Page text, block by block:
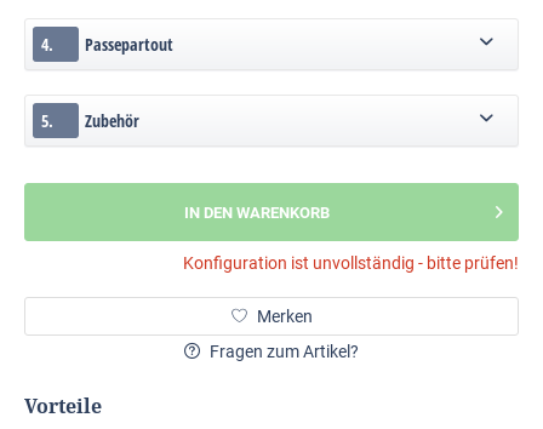
4. Passepartout
5. Zubehör
IN DEN WARENKORB
Konfiguration ist unvollständig - bitte prüfen!
Merken
Fragen zum Artikel?
Vorteile